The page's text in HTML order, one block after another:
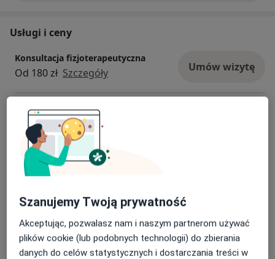
Usługi i ceny
Konsultacja fizjoterapeutyczna
Od 180 zł Szczegóły Umów wizytę
Konsultacja fizjoterapeutyczna
(kolejna wizyta)
Od 180 zł Szczegóły
Konsultacja fizjoterapeutyczna
(pierwsza wizyta)
Konsultacja fizjoterapeutyczna
dzieci
Od 180 zł Szczegóły
Umów wizytę
Szanujemy Twoją prywatność
Akceptując, pozwalasz nam i naszym partnerom używać
plików cookie (lub podobnych technologii) do zbierania
danych do celów statystycznych i dostarczania treści w